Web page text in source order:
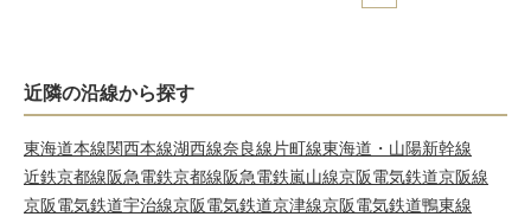
近隣の沿線から探す
東海道本線関西本線湖西線奈良線片町線東海道・山陽新幹線
近鉄京都線阪急電鉄京都線阪急電鉄嵐山線京阪電気鉄道京阪線
京阪電気鉄道宇治線京阪電気鉄道京津線京阪電気鉄道鴨東線